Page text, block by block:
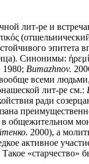
лит-ре и
эпитета
Синонимы:
1980; Bumazhnov.
всеми
лит-ре см.:
ради
общежительном
2000), а
активное
«старчество»